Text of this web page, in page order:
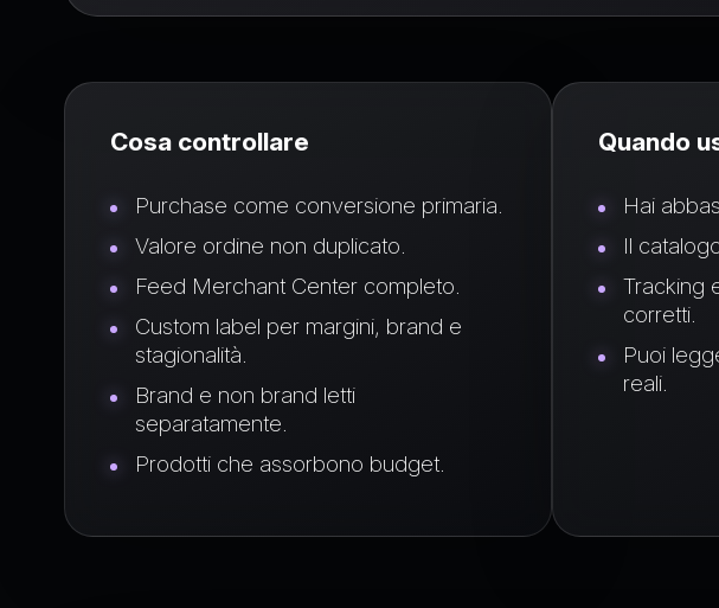
Cosa controllare
Purchase come conversione primaria.
Valore ordine non duplicato.
Feed Merchant Center completo.
Custom label per margini, brand e
stagionalità.
Brand e non brand letti
separatamente.
Prodotti che assorbono budget.
Quando
Hai
Il
Tracking
corretti.
Puoi
reali.